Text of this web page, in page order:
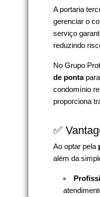
A portaria
gerenciar o
serviço
reduzindo
No Grupo
de pontapara
condomínio
proporciona
✅
Ao optar pela
além da